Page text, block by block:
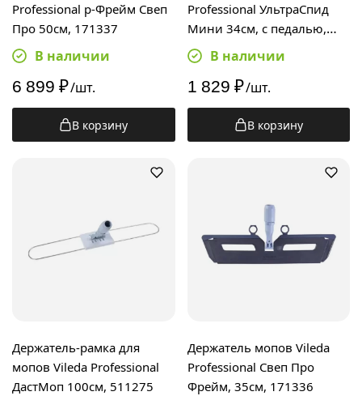
Professional р-Фрейм Свеп
Про 50см, 171337
В наличии
6 899 ₽/шт.
В корзину
Professional УльтраСпид
Мини 34см, с педалью,
517556В наличии
1 829 ₽/шт.
В корзину
Держатель-рамка для
мопов Vileda Professional
ДастМоп 100см, 511275
Держатель мопов Vileda
Professional Свеп Про
Фрейм, 35см, 171336